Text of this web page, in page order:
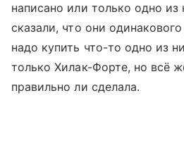
написано или только одно из
сказали, что они
надо купить что-то одно из
только Хилак-Форте, но всё
правильно ли сделала.